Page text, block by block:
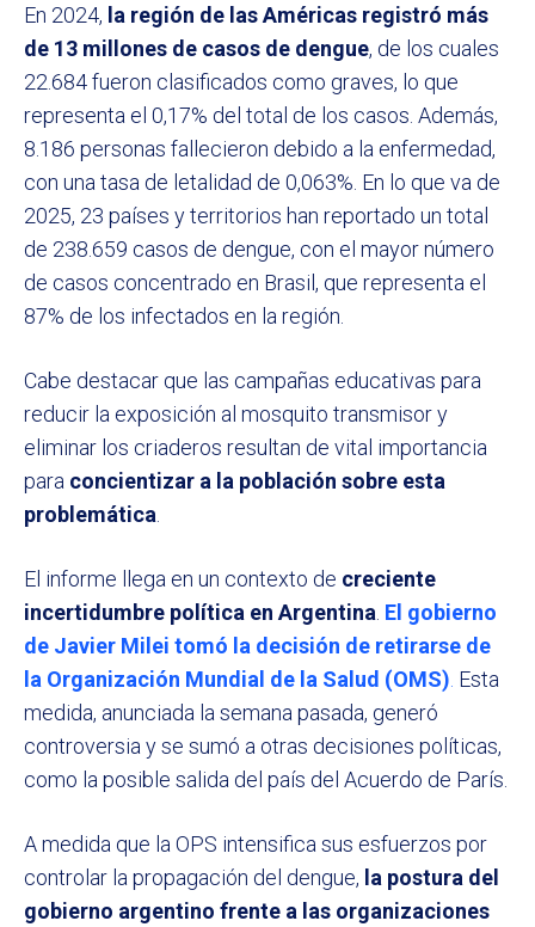
En 2024, la región de las Américas registró más
de 13 millones de casos de dengue, de los cuales
22.684 fueron clasificados como graves, lo que
representa el 0,17% del total de los casos. Además,
8.186 personas fallecieron debido a la enfermedad,
con una tasa de letalidad de 0,063%. En lo que va de
2025, 23 países y territorios han reportado un total
de 238.659 casos de dengue, con el mayor número
de casos concentrado en Brasil, que representa el
87% de los infectados en la región.
Cabe destacar que las campañas educativas para
reducir la exposición al mosquito transmisor y
eliminar los criaderos resultan de vital importancia
para concientizar a la población sobre esta
problemática
El informe llega en un contexto de creciente
incertidumbre política en Argentina El gobierno
de Javier Milei tomó la decisión de retirarse de
la Organización Mundial de la Salud (OMS) Esta
medida, anunciada la semana pasada, generó
controversia y se sumó a otras decisiones políticas,
como la posible salida del país del Acuerdo de París.
A medida que la OPS intensifica sus esfuerzos por
controlar la propagación del dengue, la postura del
gobierno argentino frente a las organizaciones